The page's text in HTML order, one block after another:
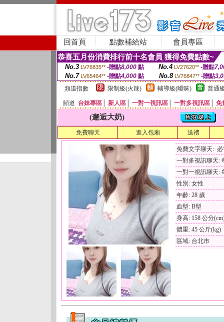
回首頁 點數補給站 會員專區
恭喜五月份消費排行前十名會員 獲得免費點數~
No.3 LV76835** -贈點8,000點 No.4 LV27620** -贈點
No.7 LV65464** -贈點4,000 點 No.8 LV76847** -贈點
頻道指數
限制級(火辣) 輔導級(曖昧) 普通
頻道 台妹專區 新人區 一對一視訊區 一對多視訊區 免
(邂逅大奶)
免費聊天 進入包廂 送禮
免費文字聊天:
一對多視訊聊天:
一對一視訊聊天:
性別: 女性
年齡: 28 歲
血型: B型
身高: 158 公分
體重: 45 公斤(kg)
區域: 台北市